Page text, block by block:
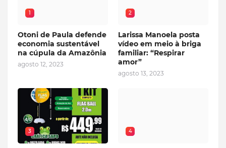
1
Otoni de Paula defende
economia sustentável
na cúpula da Amazônia
agosto 12, 2023
2
Larissa Manoela posta
vídeo em meio à briga
familiar: “Respirar
amor”
agosto 13, 2023
3 4